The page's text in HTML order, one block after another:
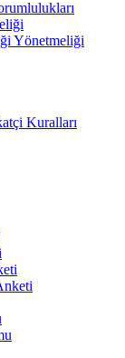
Yönetmeliği
Kuralları